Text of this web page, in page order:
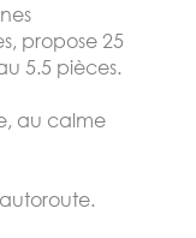
propose 25
5.5 pièces.
au calme